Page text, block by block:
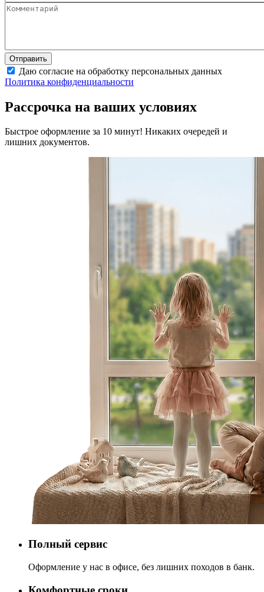
Даю согласие на обработку персональных данных
Политика конфиденциальности
Рассрочка на ваших условиях
Быстрое оформление за 10 минут! Никаких очередей и
лишних документов.
Полный сервис
Оформление у нас в офисе, без лишних походов в банк.